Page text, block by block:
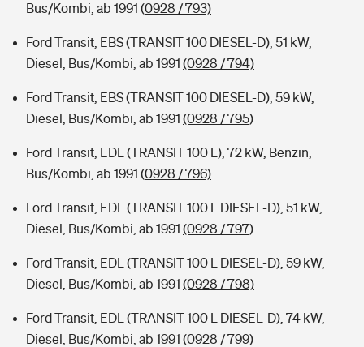
Bus/Kombi, ab 1991 (0928 / 793)
Ford Transit, EBS (TRANSIT 100 DIESEL-D), 51 kW,
Diesel, Bus/Kombi, ab 1991 (0928 / 794)
Ford Transit, EBS (TRANSIT 100 DIESEL-D), 59 kW,
Diesel, Bus/Kombi, ab 1991 (0928 / 795)
Ford Transit, EDL (TRANSIT 100 L), 72 kW, Benzin,
Bus/Kombi, ab 1991 (0928 / 796)
Ford Transit, EDL (TRANSIT 100 L DIESEL-D), 51 kW,
Diesel, Bus/Kombi, ab 1991 (0928 / 797)
Ford Transit, EDL (TRANSIT 100 L DIESEL-D), 59 kW,
Diesel, Bus/Kombi, ab 1991 (0928 / 798)
Ford Transit, EDL (TRANSIT 100 L DIESEL-D), 74 kW,
Diesel, Bus/Kombi, ab 1991 (0928 / 799)